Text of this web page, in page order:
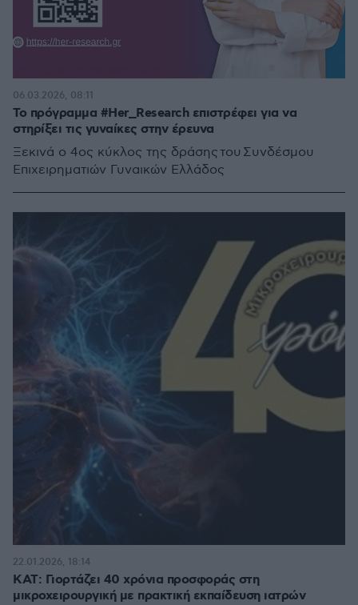
Το πρόγραμμα #Her_Research επιστρέφει για να
στηρίξει τις γυναίκες στην έρευνα
Ξεκινά ο 4ος κύκλος της δράσης του Συνδέσμου
Επιχειρηματιών Γυναικών Ελλάδος
06.03.2026, 08:11
ΚΑΤ: Γιορτάζει 40 χρόνια προσφοράς στη
μικροχειρουργική με πρακτική εκπαίδευση ιατρών
22.01.2026, 18:14